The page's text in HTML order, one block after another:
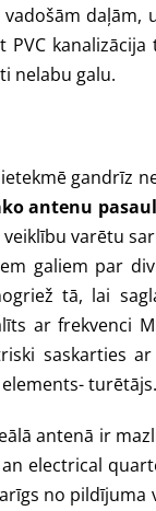
daļām,
nelabu galu.
gandrīz
antenu
varētu
galiem par
tā, lai
ar frekvenci
saskarties
turētājs.
antenā ir
electrical
no pildījuma